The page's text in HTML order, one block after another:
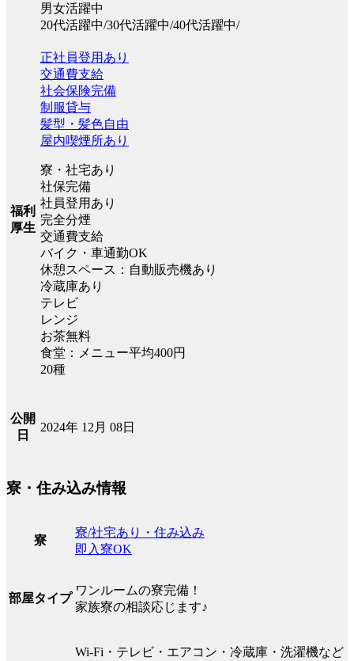
男女活躍中
20代活躍中/30代活躍中/40代活躍中/
福利
厚生
正社員登用あり
交通費支給
社会保険完備
制服貸与
髪型・髪色自由
屋内喫煙所あり
寮・社宅あり
社保完備
社員登用あり
完全分煙
交通費支給
バイク・車通勤OK
休憩スペース：自動販売機あり
冷蔵庫あり
テレビ
レンジ
お茶無料
食堂：メニュー平均400円
20種
公開
日
2024年 12月 08日
寮・住み込み情報
寮
寮/社宅あり・住み込み
即入寮OK
部屋タイプ
ワンルームの寮完備！
家族寮の相談応じます♪
Wi-Fi・テレビ・エアコン・冷蔵庫・洗濯機など